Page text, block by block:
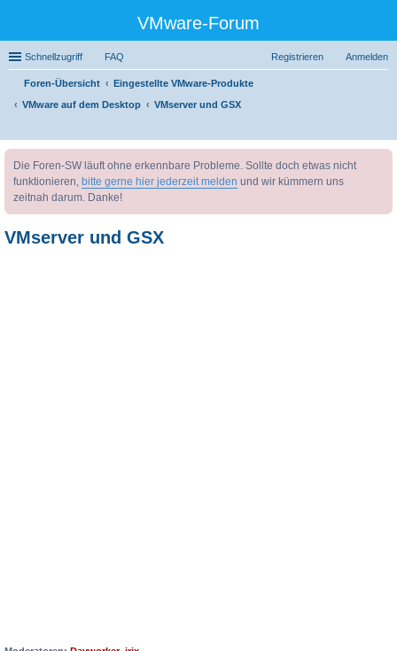
VMware-Forum
Schnellzugriff FAQ Anmelden
Registrieren
Foren-Übersicht
Eingestellte VMware-Produkte
VMware auf dem Desktop
VMserver und GSX
uc
Die Foren-SW läuft ohne erkennbare Probleme. Sollte doch etwas nicht
funktionieren, bitte gerne hier jederzeit melden und wir kümmern uns
zeitnah darum. Danke!
VMserver und GSX